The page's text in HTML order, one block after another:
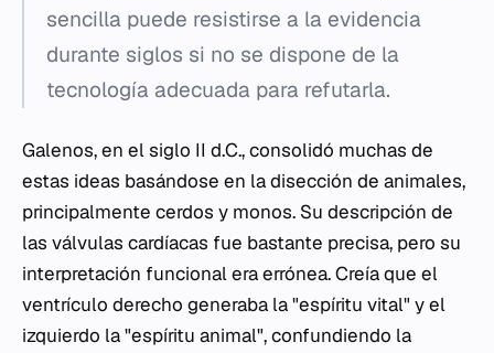
sencilla puede resistirse a la evidencia
durante siglos si no se dispone de la
tecnología adecuada para refutarla.
Galenos, en el siglo II d.C., consolidó muchas de
estas ideas basándose en la disección de animales,
principalmente cerdos y monos. Su descripción de
las válvulas cardíacas fue bastante precisa, pero su
interpretación funcional era errónea. Creía que el
ventrículo derecho generaba la "espíritu vital" y el
izquierdo la "espíritu animal", confundiendo la